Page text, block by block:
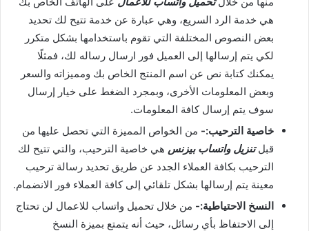
هي خدمة الرد السريع، وهي عبارة عن خدمة تتيح لك تحديد
بعض النصوص المختلفة التي تقوم باستخدامها بشكل متكرر
لكي يتم إرسالها إلى العميل فور ارسال رساله لك، فمثلًا
يمكنك كتابة نص عن اسم المنتج الخاص بك ومميزاته والسعر
وبعض المعلومات الأخرى، وبمجرد الضغط على خيار إرسال
سوف يتم إرسال كافة المعلومات.
خاصية الترحيب:- من الخواص المميزة التي تحصل عليها من
قبلتنزيل واتساب بيزنس هي خاصية الترحيب، والتي تتيح لك
الترحيب بكافة العملاء الجدد عن طريق تحديد رسالة ترحيب
معينة يتم إرسالها بشكل تلقائي إلى كافة العملاء فور الانضمام.
النسخ الاحتياطية:- من خلال تحميل واتساب للاعمال لن تحتاج
إلى الاحتفاظ بأي رسائل، حيث أنه يتمتع بميزة النسخ